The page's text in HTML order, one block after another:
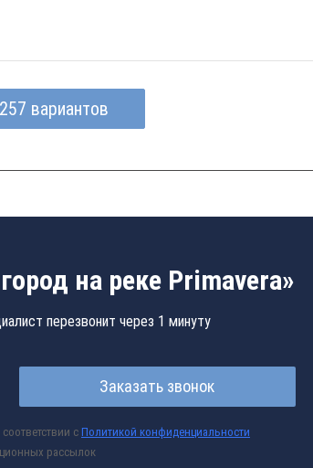
вариантов
на реке Primavera»
перезвонит через 1 минуту
Заказать звонок
с Политикой конфиденциальности
рассылок